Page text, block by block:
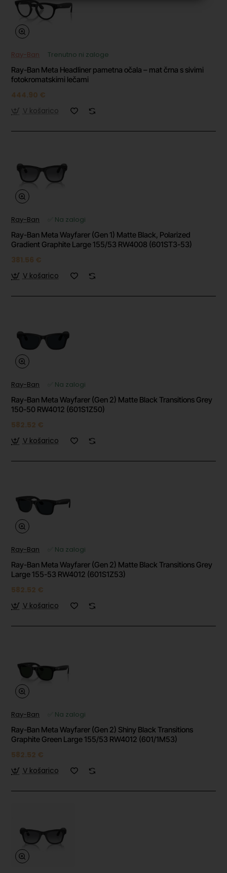
Ray-Ban
Trenutno ni zaloge
Ray-Ban Meta Headliner pametna očala – mat črna s sivimi
fotokromatskimi lečami
444.90 €
V košarico
Ray-Ban
✅ Na zalogi
Ray-Ban Meta Wayfarer (Gen 1) Matte Black, Polarized
Gradient Graphite Large 155/53 RW4008 (601ST3-53)
381.56 €
V košarico
Ray-Ban
✅ Na zalogi
Ray-Ban Meta Wayfarer (Gen 2) Matte Black Transitions Grey
150-50 RW4012 (601S1Z50)
582.52 €
V košarico
Ray-Ban
✅ Na zalogi
Ray-Ban Meta Wayfarer (Gen 2) Matte Black Transitions Grey
Large 155-53 RW4012 (601S1Z53)
582.52 €
V košarico
Ray-Ban
✅ Na zalogi
Ray-Ban Meta Wayfarer (Gen 2) Shiny Black Transitions
Graphite Green Large 155/53 RW4012 (601/1M53)
582.52 €
V košarico